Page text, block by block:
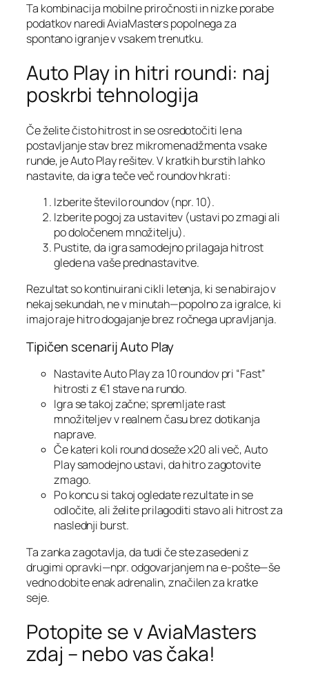
Ta kombinacija mobilne priročnosti in nizke porabe
podatkov naredi AviaMasters popolnega za
spontano igranje v vsakem trenutku.
Auto Play in hitri roundi: naj
poskrbi tehnologija
Če želite čisto hitrost in se osredotočiti le na
postavljanje stav brez mikromenadžmenta vsake
runde, je Auto Play rešitev. V kratkih burstih lahko
nastavite, da igra teče več roundov hkrati:
Izberite število roundov (npr. 10).
Izberite pogoj za ustavitev (ustavi po zmagi ali
po določenem množitelju).
Pustite, da igra samodejno prilagaja hitrost
glede na vaše prednastavitve.
Rezultat so kontinuirani cikli letenja, ki se nabirajo v
nekaj sekundah, ne v minutah—popolno za igralce, ki
imajo raje hitro dogajanje brez ročnega upravljanja.
Tipičen scenarij Auto Play
Nastavite Auto Play za 10 roundov pri “Fast”
hitrosti z €1 stave na rundo.
Igra se takoj začne; spremljate rast
množiteljev v realnem času brez dotikanja
naprave.
Če kateri koli round doseže x20 ali več, Auto
Play samodejno ustavi, da hitro zagotovite
zmago.
Po koncu si takoj ogledate rezultate in se
odločite, ali želite prilagoditi stavo ali hitrost za
naslednji burst.
Ta zanka zagotavlja, da tudi če ste zasedeni z
drugimi opravki—npr. odgovarjanjem na e‑pošte—še
vedno dobite enak adrenalin, značilen za kratke
seje.
Potopite se v AviaMasters
zdaj – nebo vas čaka!